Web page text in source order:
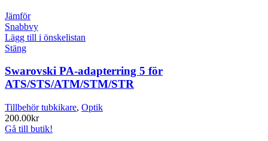
Jämför
Snabbvy
Lägg till i önskelistan
Stäng
Swarovski PA-adapterring 5 för
ATS/STS/ATM/STM/STR
Tillbehör tubkikare, Optik
200.00kr
Gå till butik!